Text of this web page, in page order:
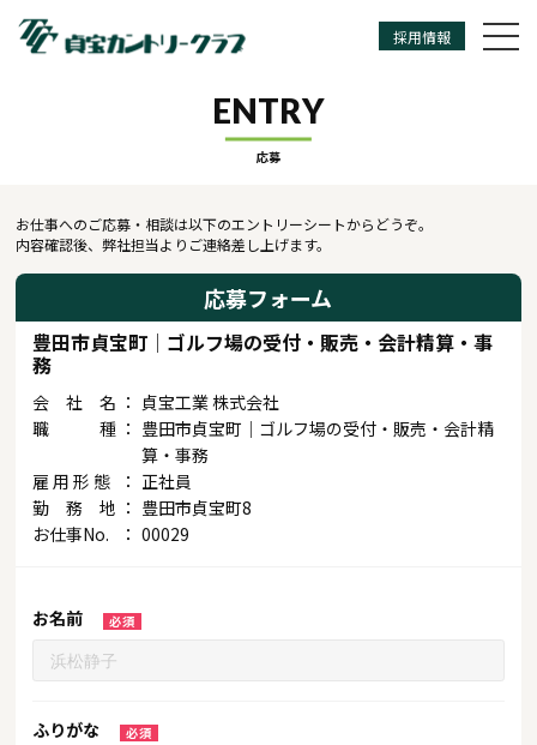
採用情報
ENTRY
応募
お仕事へのご応募・相談は以下のエントリーシートからどうぞ。
内容確認後、弊社担当よりご連絡差し上げます。
応募フォーム
豊田市貞宝町│ゴルフ場の受付・販売・会計精算・事
務
会 社 名
貞宝工業 株式会社
職 種
豊田市貞宝町│ゴルフ場の受付・販売・会計精
算・事務
雇 用 形 態
正社員
勤 務 地
豊田市貞宝町8
お仕事No.
00029
お名前
ふりがな